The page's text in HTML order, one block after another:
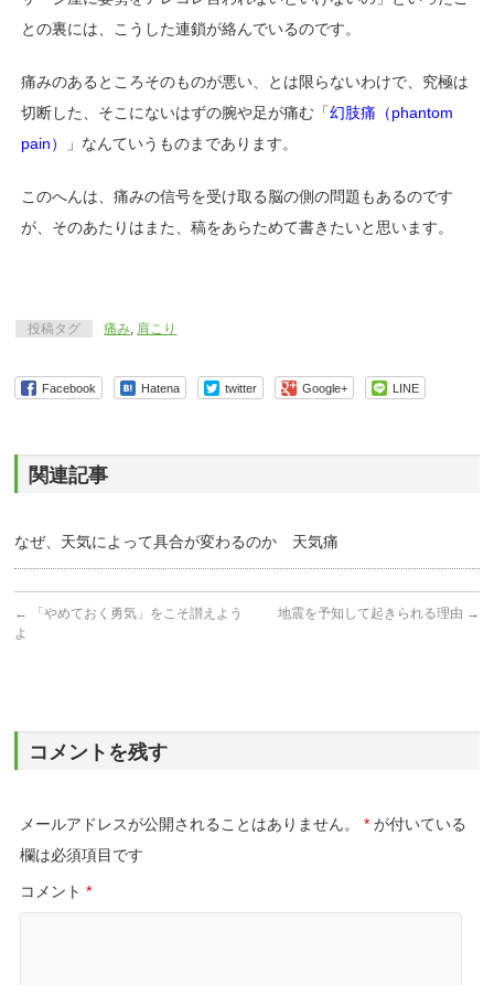
との裏には、 こうした連鎖が絡んでいるのです。
痛みのあるところそのものが悪い、とは限らないわけで、 究極は
切断した、そこにないはずの腕や足が痛む 「幻肢痛（phantom
pain）
」 なんていうものまであります。
このへんは、痛みの信号を受け取る脳の側の問題もあるのです
が、 そのあたりはまた、稿をあらためて書きたいと思います。
投稿タグ 痛み, 肩こり
Facebook Hatena twitter Google+ LINE
関連記事
なぜ、天気によって具合が変わるのか 天気痛
←
「やめておく勇気」をこそ讃えよう
よ
地震を予知して起きられる理由 →
コメントを残す
メールアドレスが公開されることはありません。 * が付いている
欄は必須項目です
コメント*